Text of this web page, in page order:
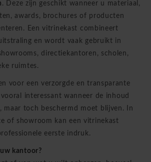
. Deze zijn geschikt wanneer u materiaal,
awards, brochures of producten
Een vitrinekast combineert
en wordt vaak gebruikt in
directiekantoren, scholen,
ruimtes.
voor een verzorgde en transparante
interessant wanneer de inhoud
maar toch beschermd moet blijven. In
of showroom kan een vitrinekast
eerste indruk.
kantoor?